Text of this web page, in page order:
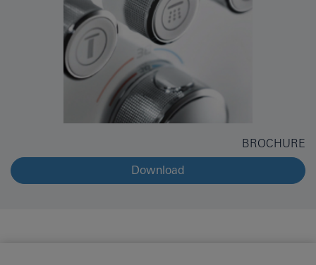
BROCHURE
Download